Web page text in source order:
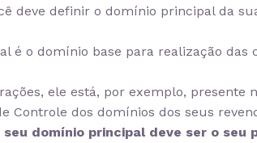
deve definir o domínio principal da
é o domínio base para realização das
ele está, por exemplo, presente
Controle dos domínios dos seus
seu domínio principal deve ser o seu